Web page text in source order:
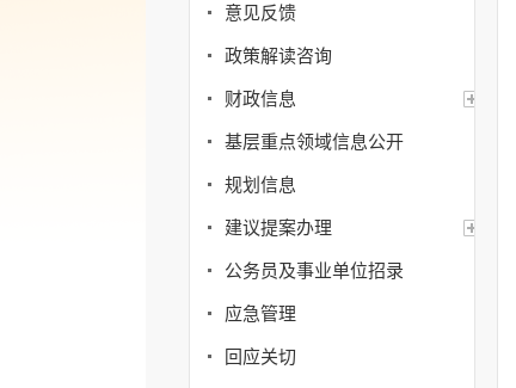
意见反馈
政策解读咨询
财政信息
基层重点领域信息公开
规划信息
建议提案办理
公务员及事业单位招录
应急管理
回应关切